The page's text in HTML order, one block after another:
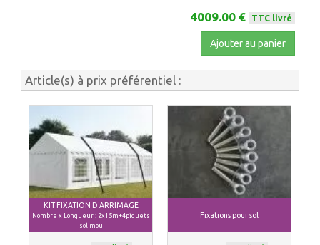
4009.00 € TTC livré
Ajouter au panier
Article(s) à prix préférentiel :
KIT FIXATION D'ARRIMAGE
Nombre x Longueur : 2x15m+4piquets
sol mou
Fixations pour sol